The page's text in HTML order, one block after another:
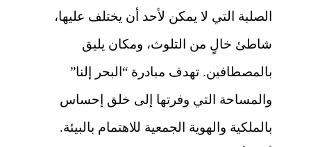
الصلبة التي لا يمكن لأحد أن يختلف عليها،
شاطئ خالٍ من التلوث، ومكان يليق
بالمصطافين. تهدف مبادرة “البحر إلنا”
والمساحة التي وفرتها إلى خلق إحساس
بالملكية والهوية الجمعية للاهتمام بالبيئة.